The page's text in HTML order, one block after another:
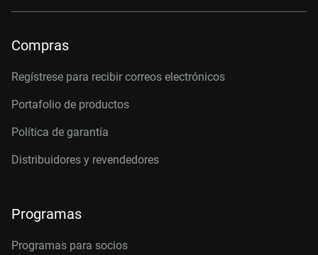
Compras
Regístrese para recibir correos electrónicos
Portafolio de productos
Política de garantía
Distribuidores y revendedores
Programas
Programas para socios